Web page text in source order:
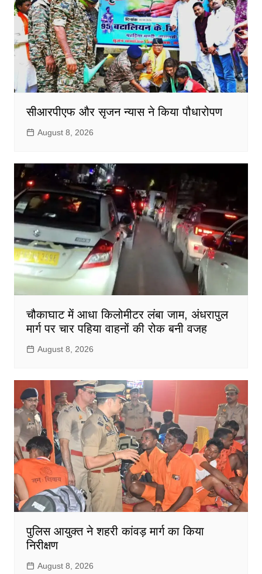
सीआरपीएफ और सृजन न्यास ने किया पौधारोपण
August 8, 2026
चौकाघाट में आधा किलोमीटर लंबा जाम, अंधरापुल
मार्ग पर चार पहिया वाहनों की रोक बनी वजह
August 8, 2026
पुलिस आयुक्त ने शहरी कांवड़ मार्ग का किया
निरीक्षण
August 8, 2026